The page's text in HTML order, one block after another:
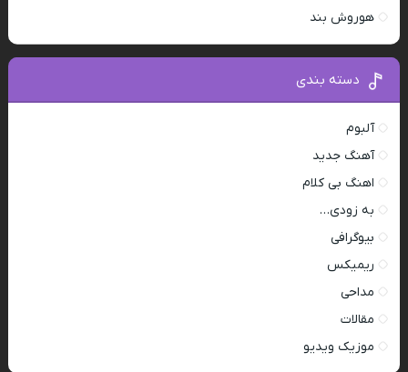
هوروش بند
دسته بندی
آلبوم
آهنگ جدید
اهنگ بی کلام
به زودی…
بیوگرافی
ریمیکس
مداحی
مقالات
موزیک ویدیو